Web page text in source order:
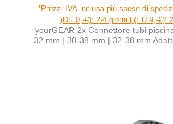
Prezzo di
*Prezzi IVA inclusa più spese di
(DE 0,-€): 2-4 giorni | (EU 9,-€):
yourGEAR 2x Connettore tubi
32 mm | 38-38 mm | 32-38 mm